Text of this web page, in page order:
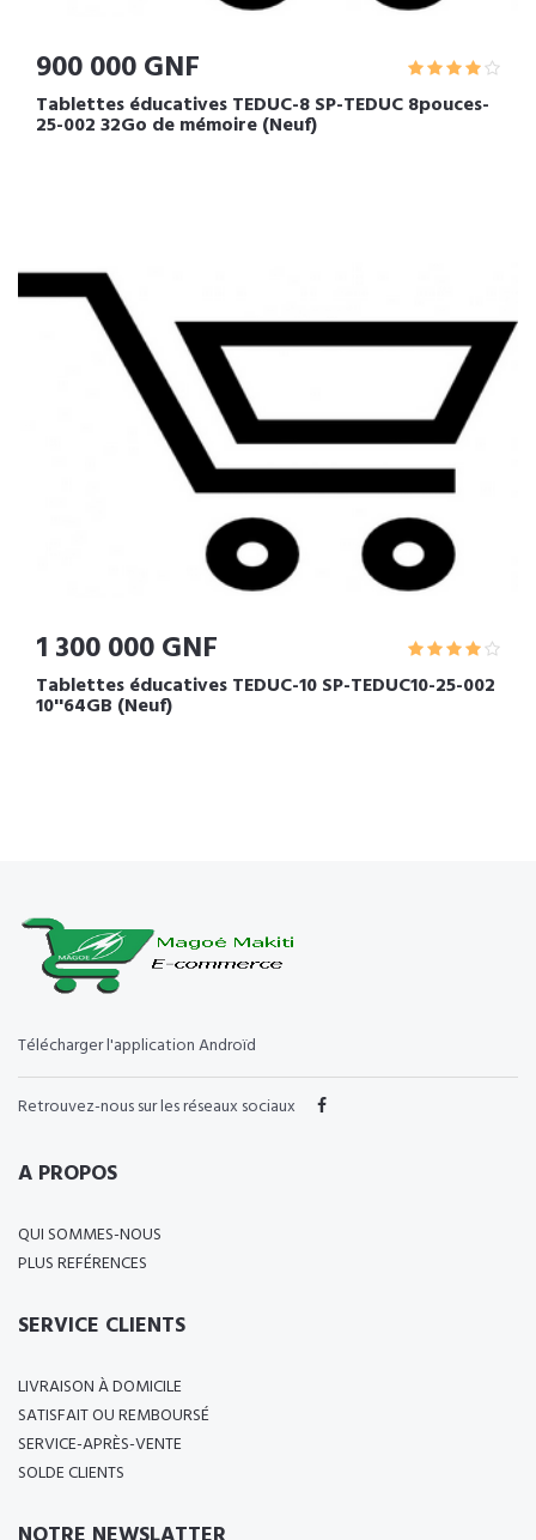
900 000 GNF
Tablettes éducatives TEDUC-8 SP-TEDUC 8pouces-
25-002 32Go de mémoire (Neuf)
1 300 000 GNF
Tablettes éducatives TEDUC-10 SP-TEDUC10-25-002
10''64GB (Neuf)
Télécharger l'application Androïd
Retrouvez-nous sur les réseaux sociaux
A PROPOS
QUI SOMMES-NOUS
PLUS REFÉRENCES
SERVICE CLIENTS
LIVRAISON À DOMICILE
SATISFAIT OU REMBOURSÉ
SERVICE-APRÈS-VENTE
SOLDE CLIENTS